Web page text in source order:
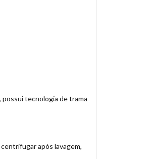
possui tecnologia de trama
após lavagem,